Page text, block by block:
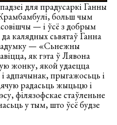
для прадусаркі Ганны
больш чым
— і ўсё з добрым
калядных сьвятаў Ганна
— «Сьнежны
як гэта ў Лявона
жонку, якой удаецца
адпачынак, прыгажосьць і
радасьць жыцьцю і
філязофскае стаўленьне
у тым, што ўсё будзе